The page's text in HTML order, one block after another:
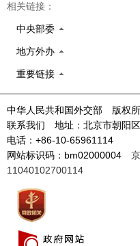
相关链接：
中央部委
地方外办
重要链接
中华人民共和国外交部 版权
联系我们 地址：北京市朝阳
电话：+86-10-65961114
网站标识码：bm02000004
11040102700114